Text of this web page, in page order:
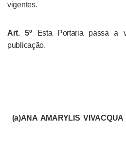
vigentes.
Art. 5º
Esta Portaria passa a
publicação.
(a)ANA AMARYLIS